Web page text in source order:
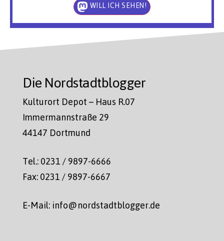
WILL ICH SEHEN!
Die Nordstadtblogger
Kulturort Depot – Haus R.07
Immermannstraße 29
44147 Dortmund
Tel.: 0231 / 9897-6666
Fax: 0231 / 9897-6667
E-Mail: info@nordstadtblogger.de